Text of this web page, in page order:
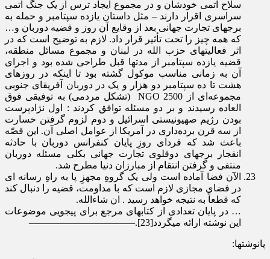
سلاح اتمی خودشان و در مجموع ایجاد ترس از یک جنگ اتمی
سراسری اقرار دارند – مثل داستان یازده سپتامبر و حمله به
برج­های تجارت جهانی بعد از وقایع آن روز و قضیه دوربان و…
که همه چیز را تحت تأثیر قرار داد. لازم به توضیح است که در
اثر فعالیت­های حزب الله در لبنان و مجموع مسائل منطقه،
قضیه یازده سپتامبر از مدت­ها قبل طراحی شده بود و اجرای
آن به زمانی مناسب موکول گشته بود تا اینکه در روزهای
هشت تا ده سپتامبر دو هزار و یک در دوربان آفریقای جنوبی
مجموعه­‌ای از 2500 NGO (تشکل مردمی) به توفیقی فوق­‌
العاده رسیدند و بر دو مسئله توافق کردند : اول نژادپرست
بودن رژیم صهیونیستی اسرائیل و دوم لزوم گرفتن خسارت
از سه قرن برده­‌داری در آمریکا از عوامل اصلی آن. این قصّه
باعث شد که فردای روزِ پایان کنفرانس دوربان با حادثه
انفجار برج­های دوقلوی تجارت جهانی بکلی مسئله دوربان
منتفی و گرفتن انتقام از مبارزان دنیا مطرح شد.
الآن فضا آماده است ولی یک گروهِ مجهزِ پا به راهِ رسانه ای
در فضای مجازی لازم است که با مداومت، قضیه را دنبال کند
که قطعاً به نتیجه خواهد رسید . ان شاءالله.
… در پایان تعدادی از کتاب­های مرجع برای پی­جویی موضوعات
این نوشته ارائه می­گردد[23].———————————
پانوشتها: